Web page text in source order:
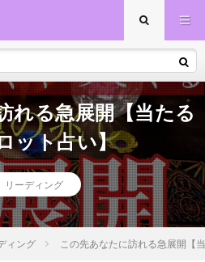
れる急展開【当たる
ット占い】
リーディング
ィング この先あなたに訪れる急展開【